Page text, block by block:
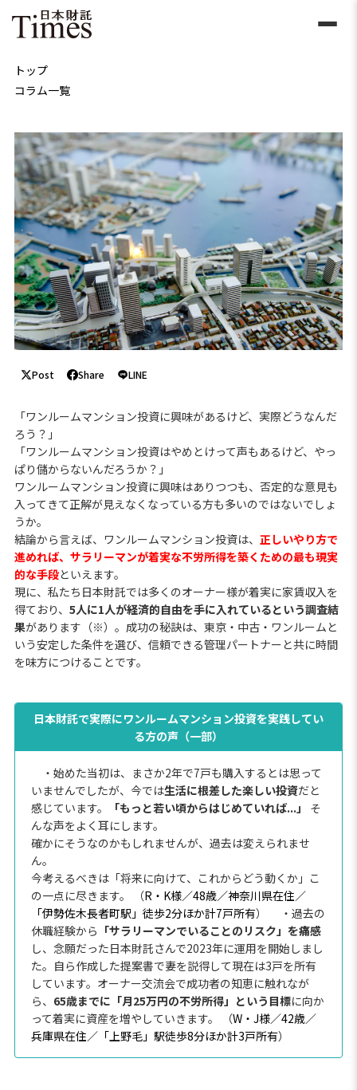
トップ
コラム一覧
Post Share LINE
「ワンルームマンション投資に興味があるけど、実際どうなんだ
ろう？」
「ワンルームマンション投資はやめとけって声もあるけど、やっ
ぱり儲からないんだろうか？」
ワンルームマンション投資に興味はありつつも、否定的な意見も
入ってきて正解が見えなくなっている方も多いのではないでしょ
うか。
結論から言えば、ワンルームマンション投資は、 正しいやり方で
進めれば、サラリーマンが着実な不労所得を築くための最も現実
的な手段といえます。
現に、私たち日本財託では多くのオーナー様が着実に家賃収入を
得ており、 5人に1人が経済的自由を手に入れているという調査結
果があります（※）。成功の秘訣は、東京・中古・ワンルームと
いう安定した条件を選び、信頼できる管理パートナーと共に時間
を味方につけることです。
日本財託で実際にワンルームマンション投資を実践してい
る方の声（一部）
・始めた当初は、まさか2年で7戸も購入するとは思って
いませんでしたが、今では生活に根差した楽しい投資だと
感じています。
「もっと若い頃からはじめていれば...」
そ
んな声をよく耳にします。
確かにそうなのかもしれませんが、過去は変えられませ
ん。
今考えるべきは「将来に向けて、これからどう動くか」こ
の一点に尽きます。 （R・K様／48歳／神奈川県在住／
「伊勢佐木長者町駅」徒歩2分ほか計7戸所有）
・過去の
休職経験から 「サラリーマンでいることのリスク」を痛感
し、念願だった日本財託さんで2023年に運用を開始しまし
た。自ら作成した提案書で妻を説得して現在は3戸を所有
しています。オーナー交流会で成功者の知恵に触れなが
ら、 65歳までに「月25万円の不労所得」という目標に向か
って着実に資産を増やしていきます。 （W・J様／42歳／
兵庫県在住／「上野毛」駅徒歩8分ほか計3戸所有）